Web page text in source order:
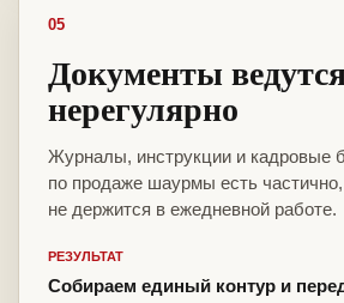
05
Документы
нерегулярно
Журналы, инструкции и кадровые
по продаже шаурмы есть
не держится в ежедневной работе.
РЕЗУЛЬТАТ
Собираем единый контур и